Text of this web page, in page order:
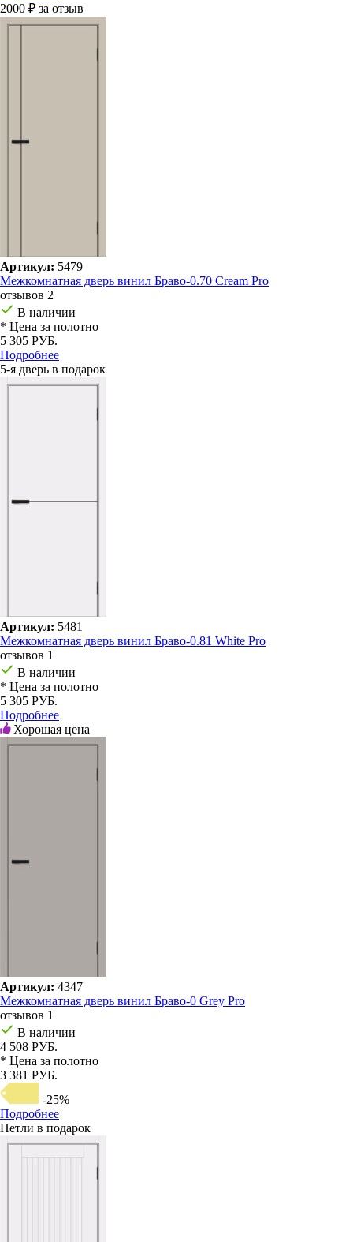
2000 ₽ за отзыв
Артикул: 5479
Межкомнатная дверь винил Браво-0.70 Cream Pro
отзывов 2
В наличии
* Цена за полотно
5 305 РУБ.
Подробнее
5-я дверь в подарок
Артикул: 5481
Межкомнатная дверь винил Браво-0.81 White Pro
отзывов 1
В наличии
* Цена за полотно
5 305 РУБ.
Подробнее
Хорошая цена
Артикул: 4347
Межкомнатная дверь винил Браво-0 Grey Pro
отзывов 1
В наличии
4 508 РУБ.
* Цена за полотно
3 381 РУБ.
-25%
Подробнее
Петли в подарок